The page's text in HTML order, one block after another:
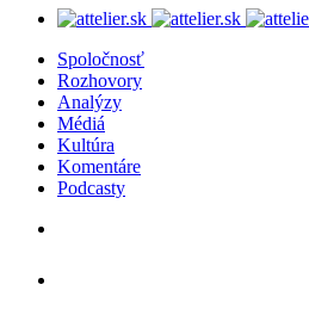
Spoločnosť
Rozhovory
Analýzy
Médiá
Kultúra
Komentáre
Podcasty